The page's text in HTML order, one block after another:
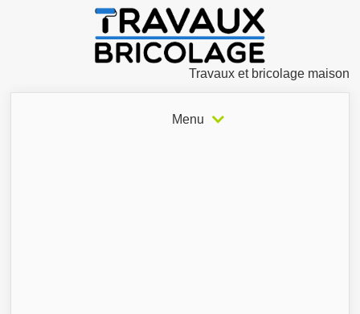
Travaux et bricolage maison
Menu